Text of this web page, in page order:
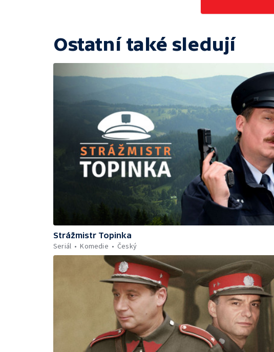
Ostatní také sledují
Strážmistr Topinka
Seriál
Komedie Český